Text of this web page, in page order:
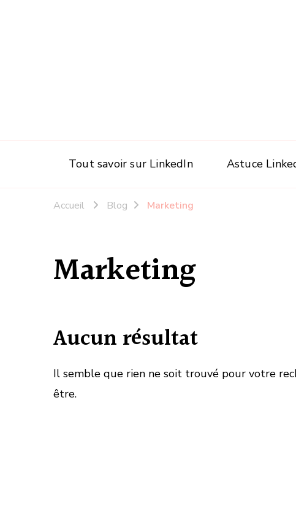
Tout savoir sur LinkedIn Astuce
Accueil Blog Marketing
Marketing
Aucun résultat
Il semble que rien ne soit trouvé pour votre
être.